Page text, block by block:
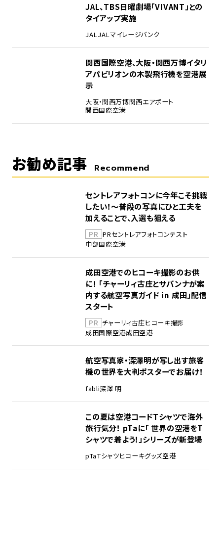
JAL、TBS日曜劇場「VIVANT」との
タイアップ実施
JALJALマイレージバンク
関西国際空港、大阪・関西万博イタリ
アパビリオンの木製飛行機を空港展
示
大阪・関西万博関西エアポート
関西国際空港
お勧め記事 Recommend
セントレアフォトコンに今年こそ挑戦
したい！～普段の写真にひと工夫を
加えることで、入選も狙える
PR PRセントレアフォトコンテスト
中部国際空港
成田空港でのヒコーキ撮影のお供
に！ 「チャーリィ古庄とサバンナが案
内する航空写真ガイド in 成田」配信
スタート
PR チャーリィ古庄ヒコーキ撮影
成田国際空港成田空港
航空写真家・深澤明が写し出す旅客
機の世界を大判ポスターでお届け！
fabli深澤 明
この夏は空港コードTシャツで海外
旅行気分！ pTaに「 世界の空港をT
シャツで着よう！」シリーズが新登場
pTaTシャツヒコーキグッズ空港